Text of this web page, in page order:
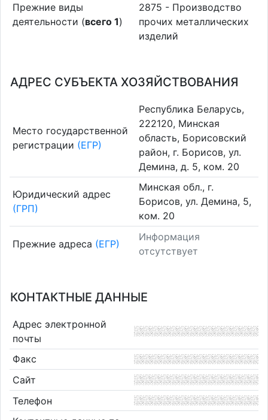
Прежние виды
деятельности (всего 1)
2875 - Производство
прочих металлических
изделий
АДРЕС СУБЪЕКТА ХОЗЯЙСТВОВАНИЯ
Место государственной
регистрации (ЕГР)
Республика Беларусь,
222120, Минская
область, Борисовский
район, г. Борисов, ул.
Демина, д. 5, ком. 20
Юридический адрес
(ГРП)
Минская обл., г.
Борисов, ул. Демина, 5,
ком. 20
Прежние адреса (ЕГР)
Информация
отсутствует
КОНТАКТНЫЕ ДАННЫЕ
Адрес электронной
почты
Факс
Сайт
Телефон